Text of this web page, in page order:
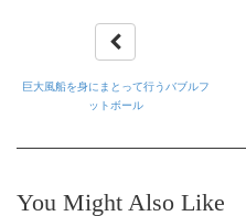
巨大風船を身にまとって行うバブルフ
ットボール
You Might Also Like